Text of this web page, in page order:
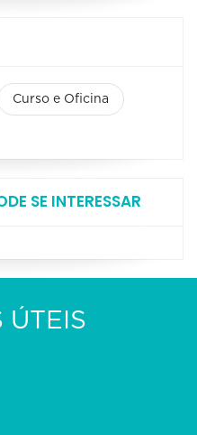
Curso e Oficina
SE INTERESSAR
ÚTEIS